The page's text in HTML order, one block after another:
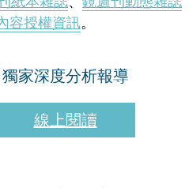
容授權資訊。
獨家深度分析報導
線上閱讀